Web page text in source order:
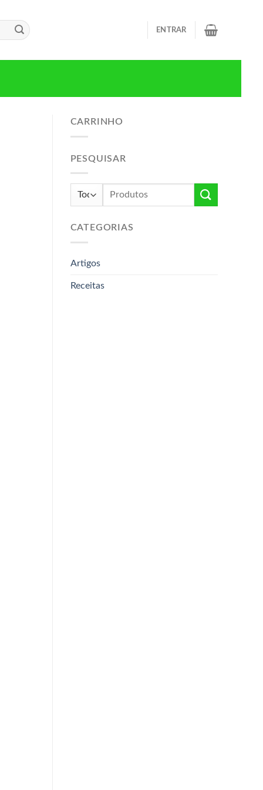
ENTRAR
CARRINHO
PESQUISAR
Pesquisar
CATEGORIAS
Artigos
Receitas